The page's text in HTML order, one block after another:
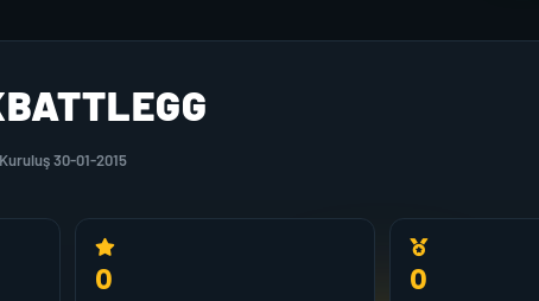
Kuruluş 30-01-2015
0 0